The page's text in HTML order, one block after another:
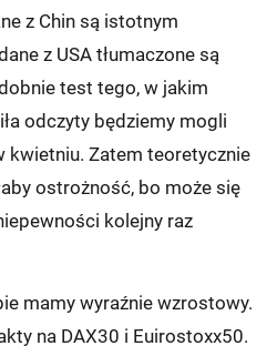
z Chin są istotnym
z USA tłumaczone są
test tego, w jakim
odczyty będziemy mogli
kwietniu. Zatem teoretycznie
ostrożność, bo może się
kolejny raz
mamy wyraźnie wzrostowy.
na DAX30 i Euirostoxx50.